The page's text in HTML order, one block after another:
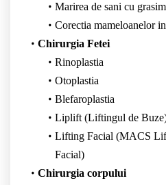
Marirea de sani cu
Corectia mameloanelor
Chirurgia Fetei
Rinoplastia
Otoplastia
Blefaroplastia
Liplift (Liftingul de
Lifting Facial (MACS
Facial)
Chirurgia corpului